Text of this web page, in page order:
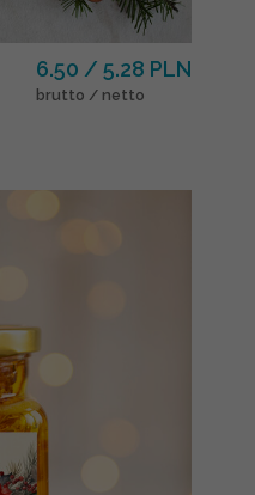
6.50 / 5.28 PLN
brutto / netto